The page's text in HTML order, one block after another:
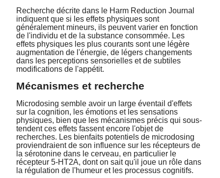
Recherche décrite dans le Harm Reduction Journal
indiquent que si les effets physiques sont
généralement mineurs, ils peuvent varier en fonction
de l'individu et de la substance consommée. Les
effets physiques les plus courants sont une légère
augmentation de l'énergie, de légers changements
dans les perceptions sensorielles et de subtiles
modifications de l'appétit.
Mécanismes et recherche
Microdosing semble avoir un large éventail d'effets
sur la cognition, les émotions et les sensations
physiques, bien que les mécanismes précis qui sous-
tendent ces effets fassent encore l'objet de
recherches. Les bienfaits potentiels de microdosing
proviendraient de son influence sur les récepteurs de
la sérotonine dans le cerveau, en particulier le
récepteur 5-HT2A, dont on sait qu'il joue un rôle dans
la régulation de l'humeur et les processus cognitifs.